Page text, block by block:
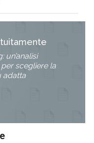
un’analisi
scegliere la
adatta